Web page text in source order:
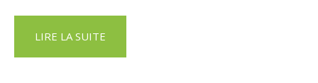
LIRE LA SUITE